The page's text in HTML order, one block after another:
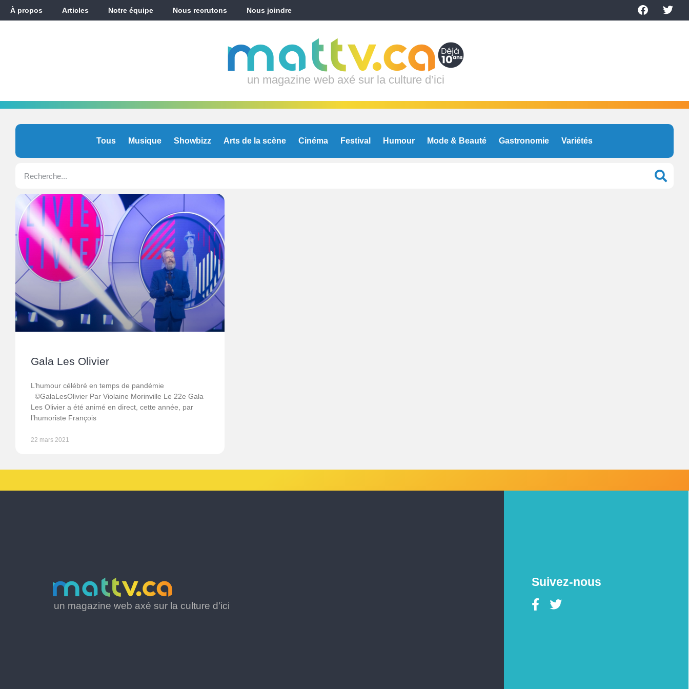
À propos Articles Notre équipe Nous recrutons Nous joindre
un magazine web axé sur la culture d’ici
Tous Musique Showbizz Arts de la scène Cinéma Festival Humour Mode & Beauté Gastronomie Variétés
Gala Les Olivier
L’humour célébré en temps de pandémie
©GalaLesOlivier Par Violaine Morinville Le 22e Gala
Les Olivier a été animé en direct, cette année, par
l’humoriste François
22 mars 2021
un magazine web axé sur la culture d’ici
Suivez-nous